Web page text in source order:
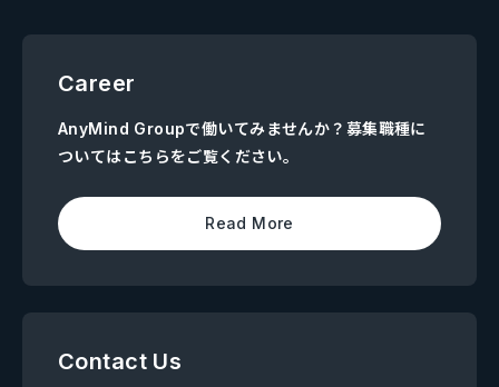
Career
AnyMind Groupで働いてみませんか？募集職種に
ついてはこちらをご覧ください。
Read More
Contact Us